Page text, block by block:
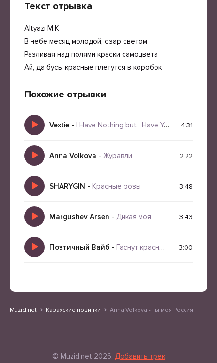
Текст отрывка
Altyazı M.K
В небе месяц молодой, озар светом
Разливая над полями краски самоцвета
Ай, да бусы красные плетутся в коробок
Похожие отрывки
Vextie - I Have Nothing but I Have You (Deep House) 4:31
Anna Volkova - Журавли 2:22
SHARYGIN - Красные розы 3:48
Margushev Arsen - Дикая моя 3:43
Поэтичный Вайб - Гаснут красные крылья заката (Версия II) 3:00
Muzid.net Казахские новинки Anna Volkova - Ты моя Россия
© Muzid.net 2026. Добавить трек